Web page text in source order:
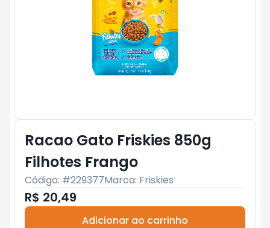
Racao Gato Friskies 850g
Filhotes Frango
Código: #229377Marca: Friskies
R$ 20,49
Adicionar ao carrinho